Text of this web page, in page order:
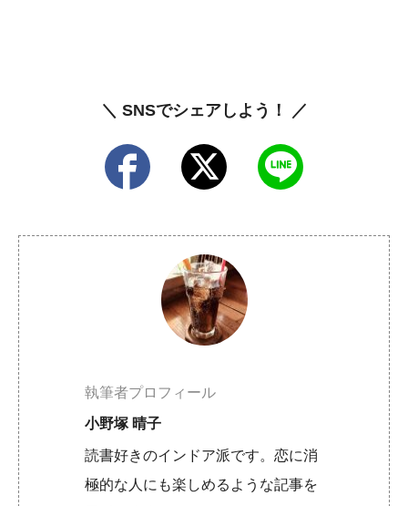
＼ SNSでシェアしよう！ ／
執筆者プロフィール
小野塚 晴子
読書好きのインドア派です。恋に消
極的な人にも楽しめるような記事を